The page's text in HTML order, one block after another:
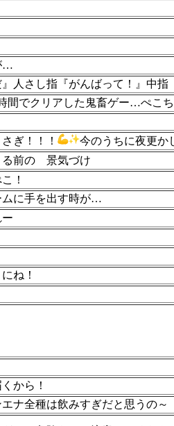
…
人さし指『がんばって！』中
間でクリアした鬼畜ゲー…ぺこ
ぎ！！！
今のうちに夜更か
前の 景気づけ
！
ムに手を出す時が…
ね！
から！
ナ全種は飲みすぎだと思うの～